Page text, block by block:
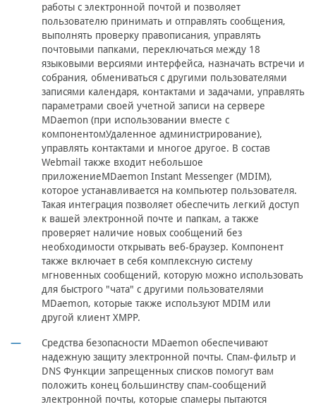
работы с электронной почтой и позволяет
пользователю принимать и отправлять сообщения,
выполнять проверку правописания, управлять
почтовыми папками, переключаться между 18
языковыми версиями интерфейса, назначать встречи и
собрания, обмениваться с другими пользователями
записями календаря, контактами и задачами, управлять
параметрами своей учетной записи на сервере
MDaemon (при использовании вместе с
компонентомУдаленное администрирование),
управлять контактами и многое другое. В состав
Webmail также входит небольшое
приложениеMDaemon Instant Messenger (MDIM),
которое устанавливается на компьютер пользователя.
Такая интеграция позволяет обеспечить легкий доступ
к вашей электронной почте и папкам, а также
проверяет наличие новых сообщений без
необходимости открывать веб-браузер. Компонент
также включает в себя комплексную систему
мгновенных сообщений, которую можно использовать
для быстрого "чата" с другими пользователями
MDaemon, которые также используют MDIM или
другой клиент XMPP.
Средства безопасности MDaemon обеспечивают
надежную защиту электронной почты. Спам-фильтр и
DNS Функции запрещенных списков помогут вам
положить конец большинству спам-сообщений
электронной почты, которые спамеры пытаются